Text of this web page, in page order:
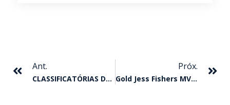
Ant.
CLASSIFICATÓRIAS DO GP TAÇA DE BRONZE
Próx.
Gold Jess Fishers MV Vence O GP Nordeste Com R$ 100.000,00 De Bolsa